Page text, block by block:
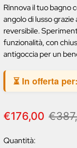
Rinnova il tuo bagno
angolo di lusso
reversibile.
funzionalità, con
antigoccia per un
⏳ In offerta per:
P
e
€176,00 P
Quantità: